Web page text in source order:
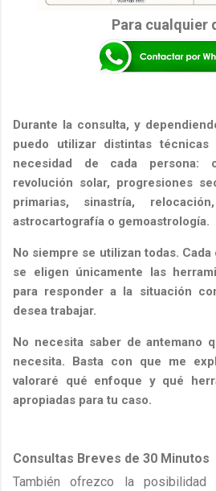
Para cualquier
Durante la consulta, y
puedo utilizar distintas técnicas
necesidad de cada persona:
revolución solar, progresiones
primarias, sinastría,
astrocartografía o gemoastrología.
No siempre se utilizan todas.
se eligen únicamente las
para responder a la situación
desea trabajar.
No necesita saber de antemano
necesita. Basta con que me
valoraré qué enfoque y qué
apropiadas para tu caso.
Consultas Breves de 30 Minutos
También ofrezco la posibilidad